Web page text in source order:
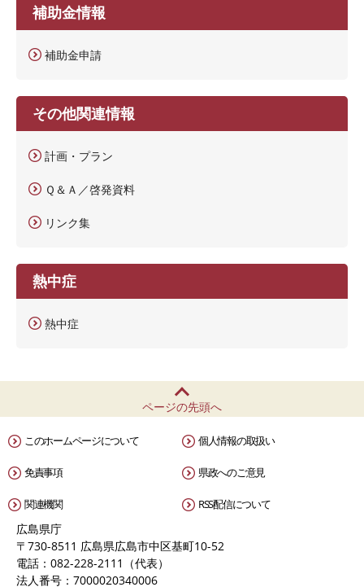
補助金情報
補助金申請
その他関連情報
計画・プラン
Ｑ＆Ａ／啓発資料
リンク集
熱中症
熱中症
ページの先頭へ
このホームページについて 個人情報の取扱い
免責事項 県政へのご意見
関連機関 RSS配信について
広島県庁
〒730-8511 広島県広島市中区基町10-52
電話：082-228-2111（代表）
法人番号：7000020340006